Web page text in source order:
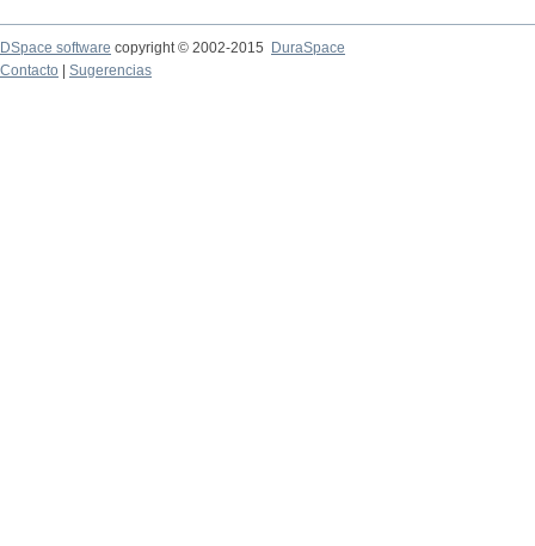
DSpace software copyright © 2002-2015
DuraSpace
Contacto
Sugerencias